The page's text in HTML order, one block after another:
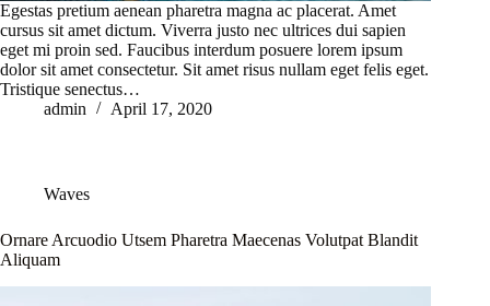
Egestas pretium aenean pharetra magna ac placerat. Amet
cursus sit amet dictum. Viverra justo nec ultrices dui sapien
eget mi proin sed. Faucibus interdum posuere lorem ipsum
dolor sit amet consectetur. Sit amet risus nullam eget felis eget.
Tristique senectus…
admin
April 17, 2020
Waves
Ornare Arcuodio Utsem Pharetra Maecenas Volutpat Blandit
Aliquam